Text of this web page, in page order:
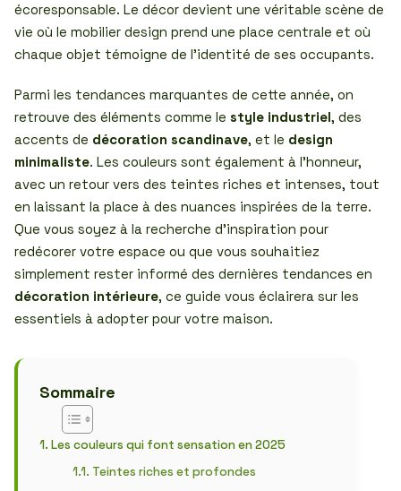
écoresponsable. Le décor devient une véritable scène de
vie où le mobilier design prend une place centrale et où
chaque objet témoigne de l’identité de ses occupants.
Parmi les tendances marquantes de cette année, on
retrouve des éléments comme le style industriel, des
accents de décoration scandinave, et le design
minimaliste. Les couleurs sont également à l’honneur,
avec un retour vers des teintes riches et intenses, tout
en laissant la place à des nuances inspirées de la terre.
Que vous soyez à la recherche d’inspiration pour
redécorer votre espace ou que vous souhaitiez
simplement rester informé des dernières tendances en
décoration intérieure, ce guide vous éclairera sur les
essentiels à adopter pour votre maison.
Sommaire
Les couleurs qui font sensation en 2025
Teintes riches et profondes